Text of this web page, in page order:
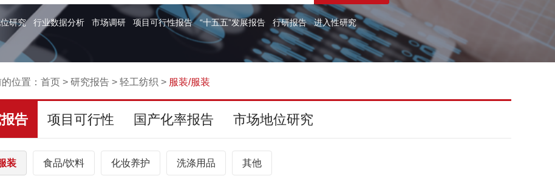
研究 行业数据分析 市场调研 项目可行性报告 “十五五”发展报告 行研报告 进入性研究
位置： 首页 > 研究报告 > 轻工纺织 > 服装/服装
告 项目可行性 国产化率报告 市场地位研究
装 食品/饮料 化妆养护 洗涤用品 其他